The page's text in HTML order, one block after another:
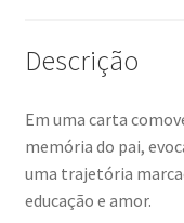
Descrição
Em uma carta
memória do pai,
uma trajetória
educação e amor.